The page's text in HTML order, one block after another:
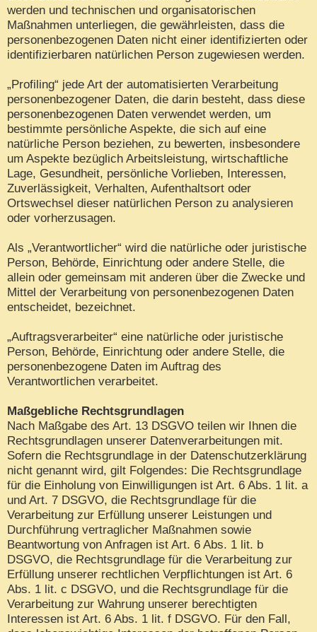
werden und technischen und organisatorischen
Maßnahmen unterliegen, die gewährleisten, dass die
personenbezogenen Daten nicht einer identifizierten oder
identifizierbaren natürlichen Person zugewiesen werden.
„Profiling“ jede Art der automatisierten Verarbeitung
personenbezogener Daten, die darin besteht, dass diese
personenbezogenen Daten verwendet werden, um
bestimmte persönliche Aspekte, die sich auf eine
natürliche Person beziehen, zu bewerten, insbesondere
um Aspekte bezüglich Arbeitsleistung, wirtschaftliche
Lage, Gesundheit, persönliche Vorlieben, Interessen,
Zuverlässigkeit, Verhalten, Aufenthaltsort oder
Ortswechsel dieser natürlichen Person zu analysieren
oder vorherzusagen.
Als „Verantwortlicher“ wird die natürliche oder juristische
Person, Behörde, Einrichtung oder andere Stelle, die
allein oder gemeinsam mit anderen über die Zwecke und
Mittel der Verarbeitung von personenbezogenen Daten
entscheidet, bezeichnet.
„Auftragsverarbeiter“ eine natürliche oder juristische
Person, Behörde, Einrichtung oder andere Stelle, die
personenbezogene Daten im Auftrag des
Verantwortlichen verarbeitet.
Maßgebliche Rechtsgrundlagen
Nach Maßgabe des Art. 13 DSGVO teilen wir Ihnen die
Rechtsgrundlagen unserer Datenverarbeitungen mit.
Sofern die Rechtsgrundlage in der Datenschutzerklärung
nicht genannt wird, gilt Folgendes: Die Rechtsgrundlage
für die Einholung von Einwilligungen ist Art. 6 Abs. 1 lit. a
und Art. 7 DSGVO, die Rechtsgrundlage für die
Verarbeitung zur Erfüllung unserer Leistungen und
Durchführung vertraglicher Maßnahmen sowie
Beantwortung von Anfragen ist Art. 6 Abs. 1 lit. b
DSGVO, die Rechtsgrundlage für die Verarbeitung zur
Erfüllung unserer rechtlichen Verpflichtungen ist Art. 6
Abs. 1 lit. c DSGVO, und die Rechtsgrundlage für die
Verarbeitung zur Wahrung unserer berechtigten
Interessen ist Art. 6 Abs. 1 lit. f DSGVO. Für den Fall,